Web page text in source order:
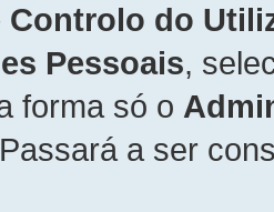
Controlo do
Pessoais,
forma só o
a ser